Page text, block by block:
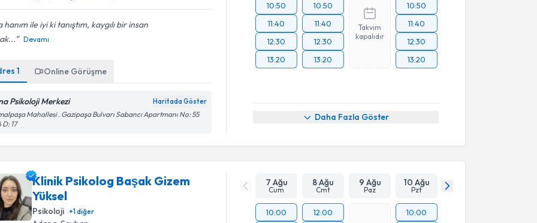
hanım ile iyi ki tanıştım, kaygılı bir insan
Devamı
1 Online Görüşme
Psikoloji Merkezi Haritada Göster
Mahallesi . Gazipaşa Bulvarı Sabancı Apartmanı No: 55
D: 17
10:50
11:40
12:30
13:20
10:50
11:40
12:30
13:20
Takvim
kapalıdır
10:50
11:40
12:30
13:20
Daha Fazla Göster
Klinik Psikolog Başak Gizem
Yüksel
Psikoloji +1diğer
7 Ağu
Cum
8 Ağu
Cmt
9 Ağu
Paz
10 Ağu
Pzt
10:00
12:00
10:00